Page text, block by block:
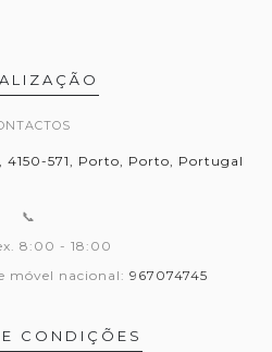
4150-571, Porto, Porto, Portugal
📞
8:00 - 18:00
móvel nacional: 967074745
CONDIÇÕES